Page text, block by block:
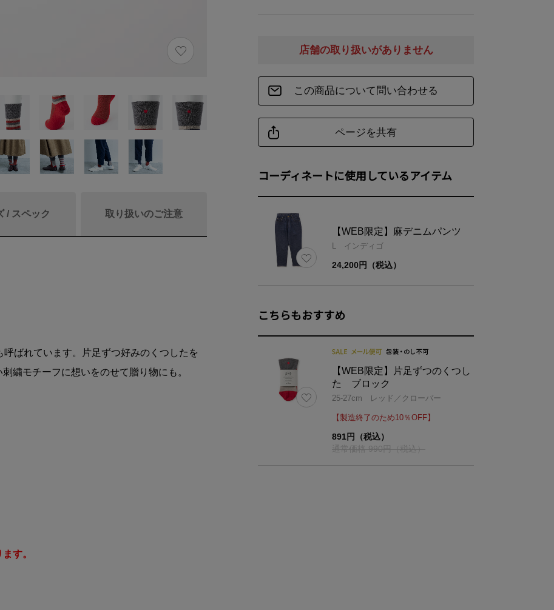
/ スペック 取り扱いのご注意
ばれています。片足ずつ好みのくつしたを
繍モチーフに想いをのせて贈り物にも。
す。
サイズ 丈
コーディネートに使用しているアイテム
【WEB限定】麻デニムパンツ
L インディゴ
24,200円（税込）
こちらもおすすめ
【WEB限定】片足ずつのくつし
た ブロック
25-27cm レッド／クローバー
【製造終了のため10％OFF】
891円（税込）
通常価格 990円（税込）
この商品について問い合わせる
ページを共有
店舗の取り扱いがありません